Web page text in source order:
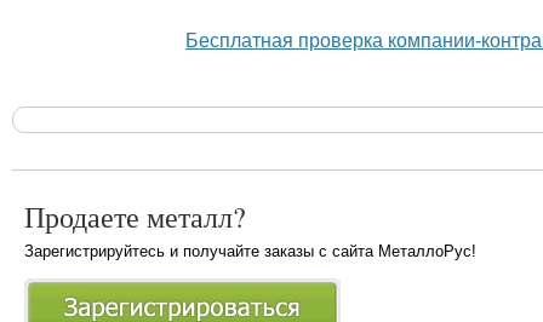
Бесплатная проверка компании-
Продаете металл?
Зарегистрируйтесь и получайте заказы с сайта МеталлоРус!